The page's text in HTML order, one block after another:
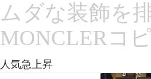
ムダな装飾を
MONCLERコ
人気急上昇